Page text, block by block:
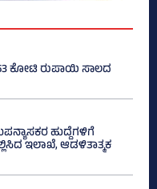
ಕೋಟಿ ರುಪಾಯಿ ಸಾಲದ
ಹುದ್ದೆಗಳಿಗೆ
ಇಲಾಖೆ, ಆಡಳಿತಾತ್ಮಕ